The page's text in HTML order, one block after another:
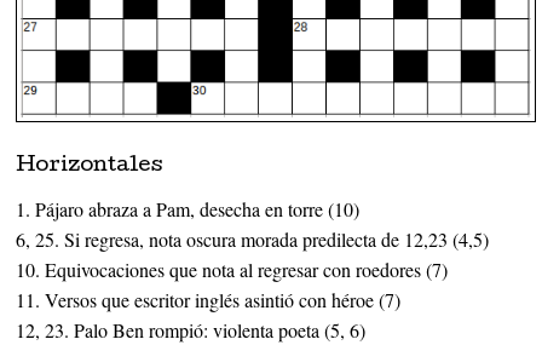
Horizontales
1. Pájaro abraza a Pam, desecha en torre (10)
6, 25. Si regresa, nota oscura morada predilecta de 12,23 (4,5)
10. Equivocaciones que nota al regresar con roedores (7)
11. Versos que escritor inglés asintió con héroe (7)
12, 23. Palo Ben rompió: violenta poeta (5, 6)